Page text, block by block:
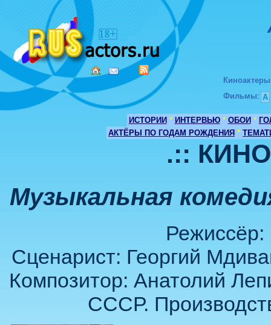
Киноактеры
Фильмы: А
ИСТОРИИ * ИНТЕРВЬЮ * ОБОИ *
АКТЁРЫ ПО ГОДАМ РОЖДЕНИЯ *
.::
Музыкальная
Режиссёр:
Сценарист: Георгий
Композитор: Анатолий
СССР.